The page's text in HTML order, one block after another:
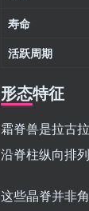
寿命
活跃周期
形态特征
霜脊兽是拉古
沿脊柱纵向排
这些晶脊并非